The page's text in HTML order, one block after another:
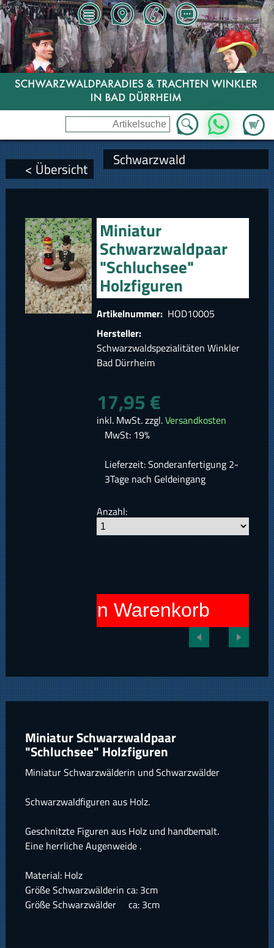
Zum
WhatsApp
< Übersicht Schwarzwald
Miniatur
Schwarzwaldpaar
"Schluchsee"
Holzfiguren
Artikelnummer: HOD10005
Hersteller:
Schwarzwaldspezialitäten Winkler
Bad Dürrheim
17,95 €
inkl. MwSt. zzgl.Versandkosten
MwSt: 19%
Lieferzeit: Sonderanfertigung 2-
3Tage nach Geldeingang
Anzahl:
In den Warenkorb
Miniatur Schwarzwaldpaar
"Schluchsee" Holzfiguren
Miniatur Schwarzwälderin und Schwarzwälder
Schwarzwaldfiguren aus Holz.
Geschnitzte Figuren aus Holz und handbemalt.
Eine herrliche Augenweide .
Material: Holz
Größe Schwarzwälderin ca: 3cm
Größe Schwarzwälder ca: 3cm